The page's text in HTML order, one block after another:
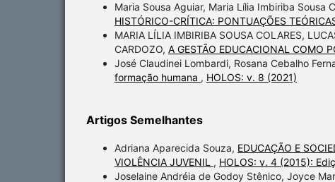
Maria Sousa Aguiar, Maria Lília Imbiriba Sousa
HISTÓRICO-CRÍTICA: PONTUAÇÕES
MARIA LÍLIA IMBIRIBA SOUSA COLARES,
CARDOZO, A GESTÃO EDUCACIONAL COMO
José Claudinei Lombardi, Rosana Cebalho
formação humana , HOLOS: v. 8 (2021)
Artigos Semelhantes
Adriana Aparecida Souza, EDUCAÇÃO E
VIOLÊNCIA JUVENIL , HOLOS: v. 4 (2015):
Joselaine Andréia de Godoy Stênico, Joyce